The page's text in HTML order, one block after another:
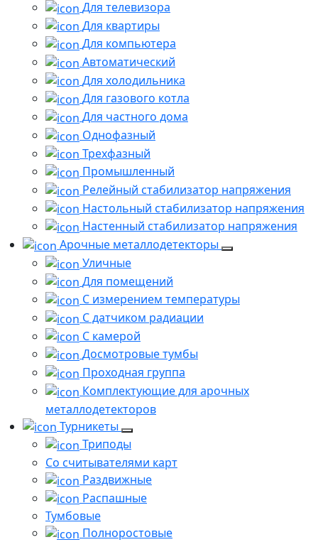
Для телевизора
Для квартиры
Для компьютера
Автоматический
Для холодильника
Для газового котла
Для частного дома
Однофазный
Трехфазный
Промышленный
Релейный стабилизатор напряжения
Настольный стабилизатор напряжения
Настенный стабилизатор напряжения
Арочные металлодетекторы
Уличные
Для помещений
С измерением температуры
С датчиком радиации
С камерой
Досмотровые тумбы
Проходная группа
Комплектующие для арочных
металлодетекторов
Турникеты
Триподы
Со считывателями карт
Раздвижные
Распашные
Тумбовые
Полноростовые